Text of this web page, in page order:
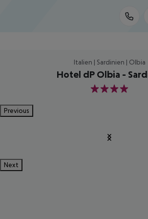
Italien | Sardinien | Olbia
Hotel dP Olbia -
4
Previous
Next